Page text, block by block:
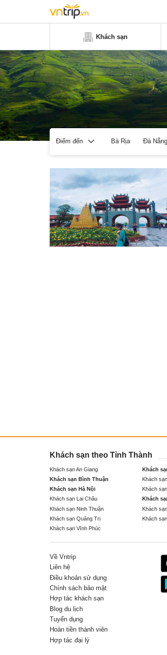
Khách sạn
Điểm đến Bà Rịa Đà Nẵng
Khách sạn theo Tỉnh Thành
Khách sạn An Giang Khách
Khách sạn Bình Thuận
Khách
Khách sạn Hà Nội
Khách
Khách sạn Lai Châu
Khách
Khách sạn Ninh Thuận
Khách
Khách sạn Quảng Trị
Khách
Khách sạn Vĩnh Phúc
Về Vntrip
Liên hệ
Điều khoản sử dụng
Chính sách bảo mật
Hợp tác khách sạn
Blog du lịch
Tuyển dụng
Hoàn tiền thành viên
Hợp tác đại lý